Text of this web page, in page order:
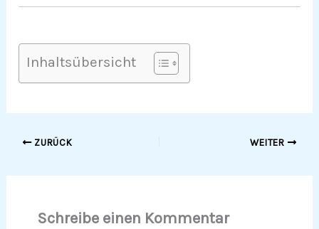
Inhaltsübersicht
ZURÜCK WEITER
Schreibe einen Kommentar